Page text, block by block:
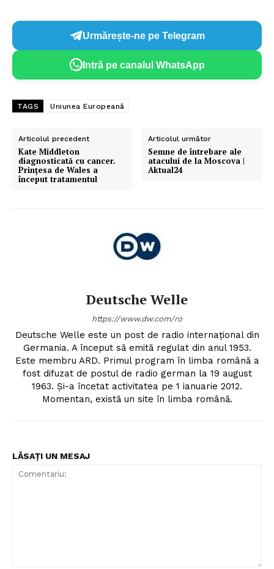
Urmărește-ne pe Telegram
Intră pe canalul WhatsApp
TAGS Uniunea Europeană
Articolul precedent
Kate Middleton
diagnosticată cu cancer.
Prințesa de Wales a
început tratamentul
Articolul următor
Semne de întrebare ale
atacului de la Moscova |
Aktual24
Deutsche Welle
https://www.dw.com/ro
Deutsche Welle este un post de radio internațional din
Germania. A început să emită regulat din anul 1953.
Este membru ARD. Primul program în limba română a
fost difuzat de postul de radio german la 19 august
1963. Și-a încetat activitatea pe 1 ianuarie 2012.
Momentan, există un site în limba română.
LĂSAȚI UN MESAJ